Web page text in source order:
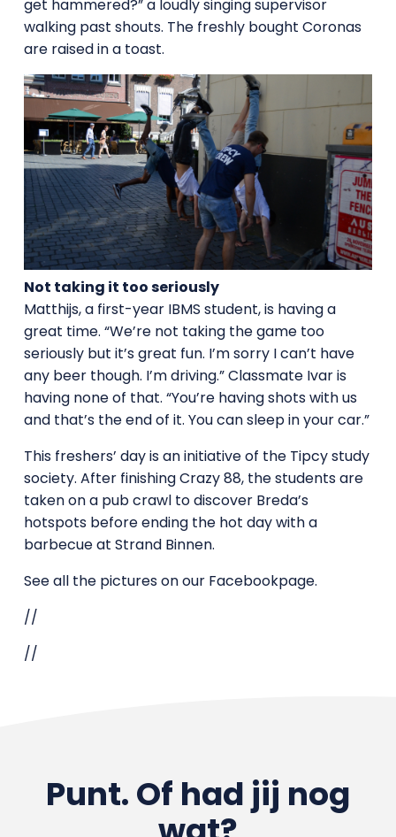
get hammered?” a loudly singing supervisor
walking past shouts. The freshly bought Coronas
are raised in a toast.
Not taking it too seriously
Matthijs, a first-year IBMS student, is having a
great time. “We’re not taking the game too
seriously but it’s great fun. I’m sorry I can’t have
any beer though. I’m driving.” Classmate Ivar is
having none of that. “You’re having shots with us
and that’s the end of it. You can sleep in your car.”
This freshers’ day is an initiative of the Tipcy study
society. After finishing Crazy 88, the students are
taken on a pub crawl to discover Breda’s
hotspots before ending the hot day with a
barbecue at Strand Binnen.
See all the pictures on our Facebookpage.
//
//
Punt. Of had jij nog